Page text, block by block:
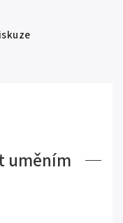
uměním